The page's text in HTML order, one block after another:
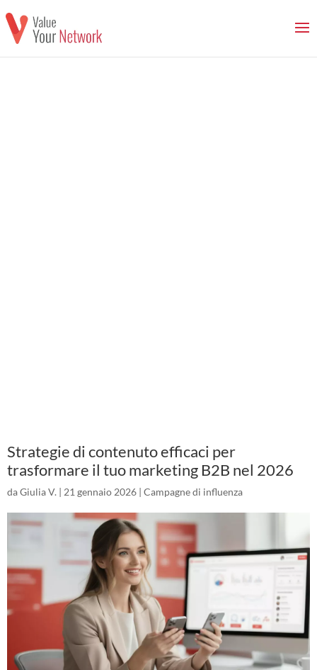
Strategie di contenuto efficaci per
trasformare il tuo marketing B2B nel 2026
daGiulia V. | 21 gennaio 2026 | Campagne di influenza